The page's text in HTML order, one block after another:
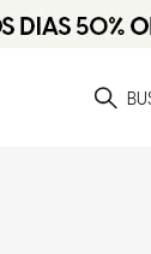
procurando?